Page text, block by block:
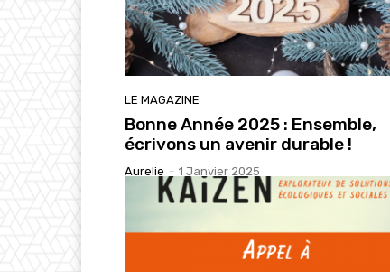
LE MAGAZINE
Bonne Année 2025 : Ensemble,
écrivons un avenir durable !
Aurelie - 1 Janvier 2025